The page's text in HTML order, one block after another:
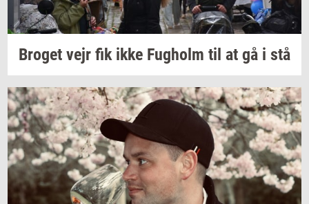
Bro­get vejr fik ikke Fug­holm til at gå i stå